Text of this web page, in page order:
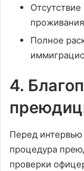
Полное
4.
Перед интервью
процедура
проверки